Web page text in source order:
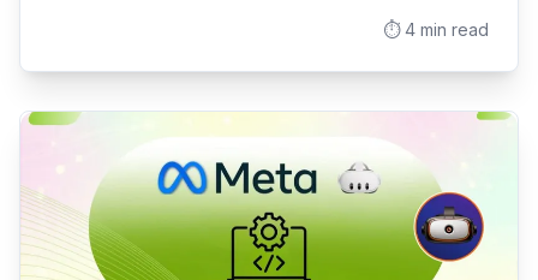
⏱️4 min read